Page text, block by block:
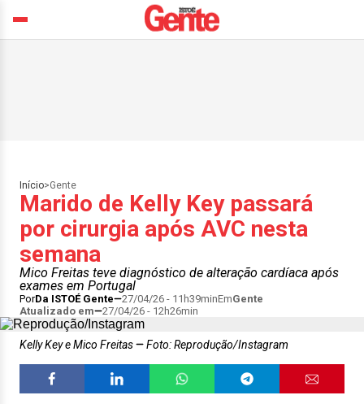
Início>Gente
Marido de Kelly Key passará
por cirurgia após AVC nesta
semana
Mico Freitas teve diagnóstico de alteração cardíaca após
exames em Portugal
PorDa ISTOÉ Gente 27/04/26 - 11h39minEmGente
Atualizado em
27/04/26 - 12h26min
Kelly Key e Mico Freitas Foto: Reprodução/Instagram